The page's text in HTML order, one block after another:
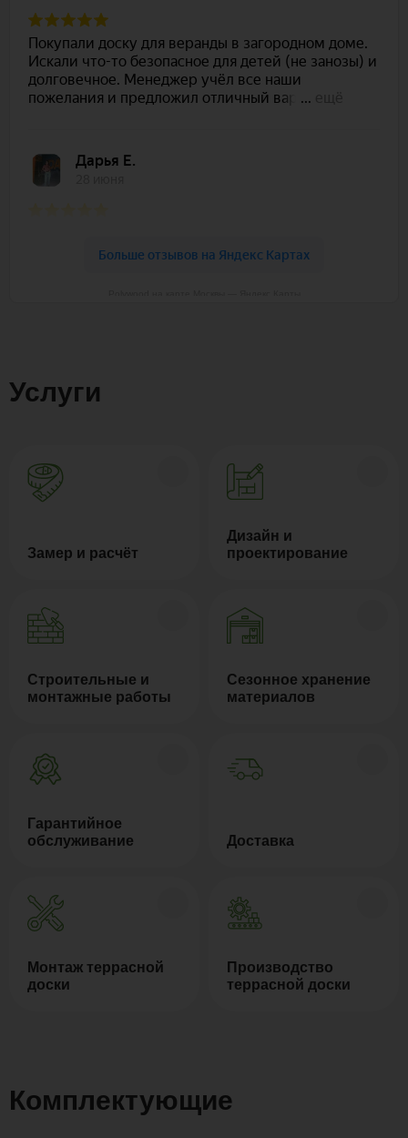
Услуги
Замер и расчёт
Дизайн и
проектирование
Строительные и
монтажные работы
Сезонное хранение
материалов
Гарантийное
обслуживание
Доставка
Монтаж террасной
доски
Производство
террасной доски
Комплектующие